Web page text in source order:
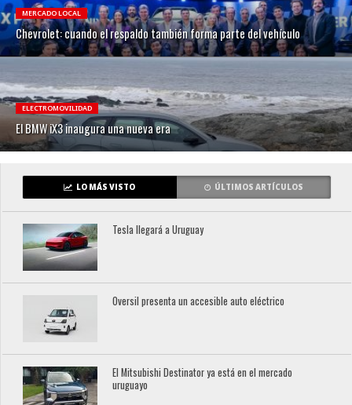
MERCADO LOCAL
Chevrolet: cuando el respaldo también forma parte del vehículo
ELECTROMOVILIDAD
El BMW iX3 inaugura una nueva era
LO MÁS VISTO ÚLTIMOS ARTÍCULOS
Tesla llegará a Uruguay
Oversil presenta un accesible auto eléctrico
El Mitsubishi Destinator ya está en el mercado
uruguayo